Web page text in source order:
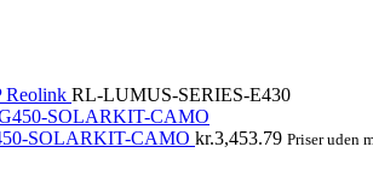
Reolink RL-LUMUS-SERIES-E430
SOLARKIT-CAMO kr.3,453.79 Priser uden